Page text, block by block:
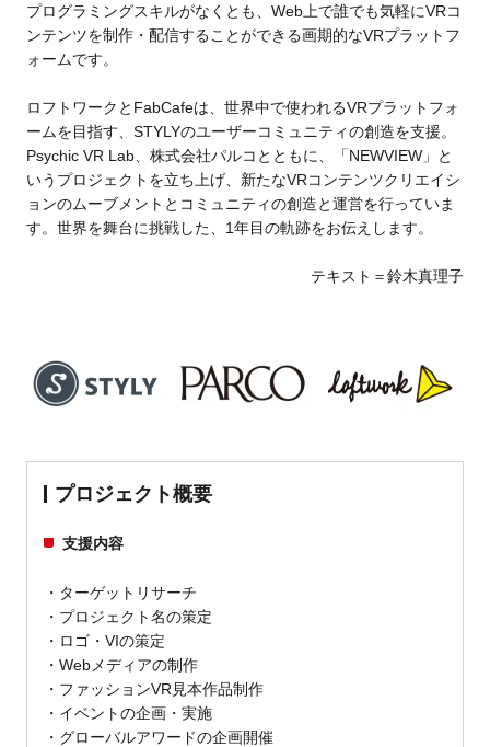
プログラミングスキルがなくとも、Web上で誰でも気軽にVRコ
ンテンツを制作・配信することができる画期的なVRプラットフ
ォームです。
ロフトワークとFabCafeは、世界中で使われるVRプラットフォ
ームを目指す、STYLYのユーザーコミュニティの創造を支援。
Psychic VR Lab、株式会社パルコとともに、「NEWVIEW」と
いうプロジェクトを立ち上げ、新たなVRコンテンツクリエイシ
ョンのムーブメントとコミュニティの創造と運営を行っていま
す。世界を舞台に挑戦した、1年目の軌跡をお伝えします。
テキスト＝鈴木真理子
プロジェクト概要
支援内容
ターゲットリサーチ
プロジェクト名の策定
ロゴ・VIの策定
Webメディアの制作
ファッションVR見本作品制作
イベントの企画・実施
グローバルアワードの企画開催